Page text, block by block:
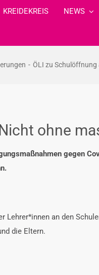
KREIDEKREIS NEWS
ÖLI zu
ohne
gegen
Lehrer*innen an den
die Eltern.